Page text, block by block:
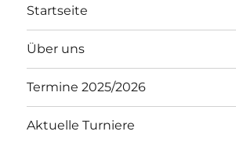
Startseite
Über uns
Termine 2025/2026
Aktuelle Turniere